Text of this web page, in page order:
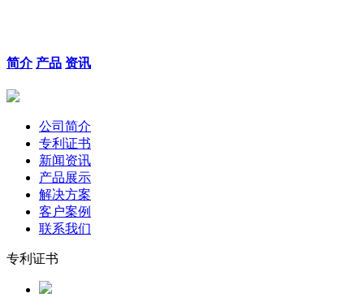
简介 产品 资讯
公司简介
专利证书
新闻资讯
产品展示
解决方案
客户案例
联系我们
专利证书